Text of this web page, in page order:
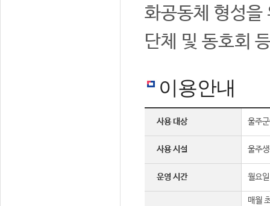
화공동체 형성을
단체 및 동호회
이용안내
사용 대상 울주
사용 시설 울주
운영 시간 월요
매월